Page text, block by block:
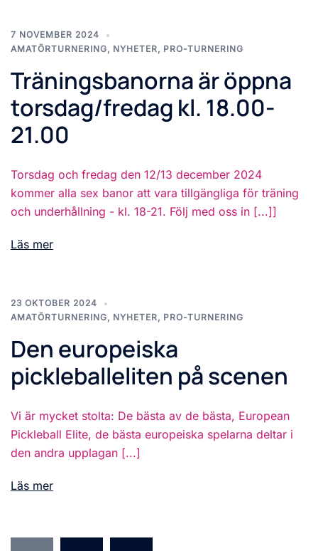
7 NOVEMBER 2024
AMATÖRTURNERING, NYHETER, PRO-TURNERING
Träningsbanorna är öppna
torsdag/fredag kl. 18.00-
21.00
Torsdag och fredag den 12/13 december 2024
kommer alla sex banor att vara tillgängliga för träning
och underhållning - kl. 18-21. Följ med oss in [...]]
Läs mer
23 OKTOBER 2024
AMATÖRTURNERING, NYHETER, PRO-TURNERING
Den europeiska
pickleballeliten på scenen
Vi är mycket stolta: De bästa av de bästa, European
Pickleball Elite, de bästa europeiska spelarna deltar i
den andra upplagan [...]
Läs mer